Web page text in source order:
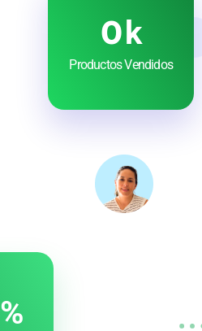
0k
Productos Vendidos
%